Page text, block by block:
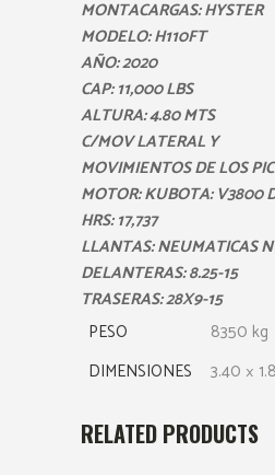
MONTACARGAS: HYSTER
MODELO: H110FT
AÑO: 2020
CAP: 11,000 LBS
ALTURA: 4.80 MTS
C/MOV LATERAL Y
MOVIMIENTOS DE LOS
MOTOR: KUBOTA: V3800
HRS: 17,737
LLANTAS: NEUMATICAS
DELANTERAS: 8.25-15
TRASERAS: 28X9-15
PESO
8350 kg
DIMENSIONES
3.40 ×
RELATED PRODUCTS